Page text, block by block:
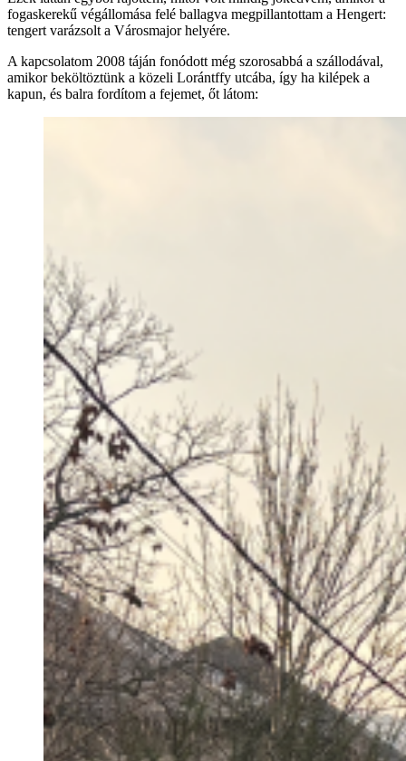
fogaskerekű végállomása felé ballagva megpillantottam a Hengert:
tengert varázsolt a Városmajor helyére.
A kapcsolatom 2008 táján fonódott még szorosabbá a szállodával,
amikor beköltöztünk a közeli Lorántffy utcába, így ha kilépek a
kapun, és balra fordítom a fejemet, őt látom: